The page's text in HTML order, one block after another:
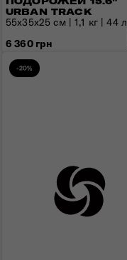
URBAN TRACK
55x35x25 см | 1,1 кг | 44 л
6 360 грн
-20%